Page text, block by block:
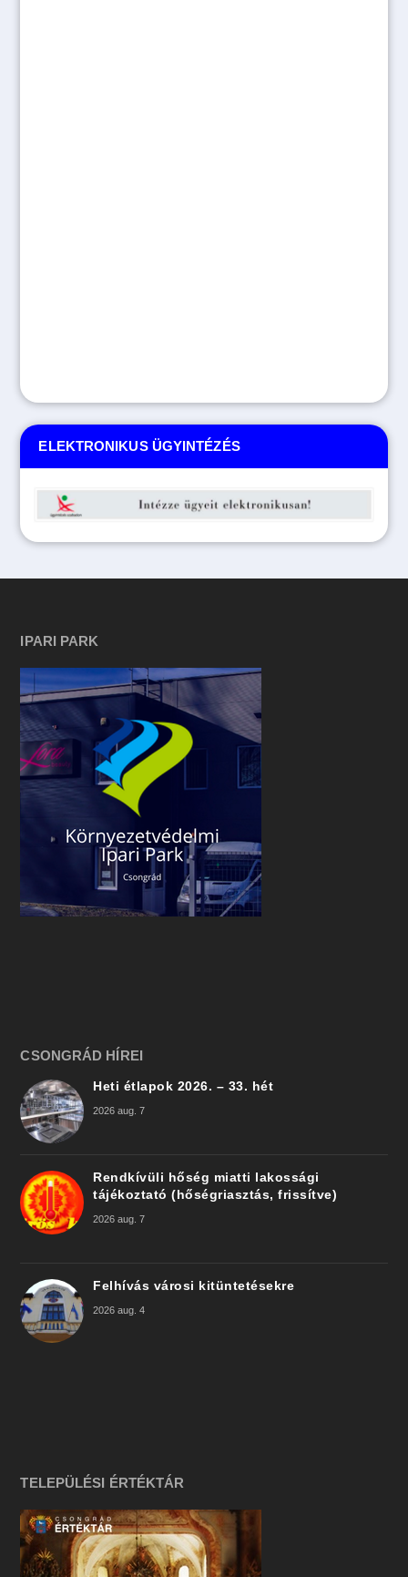
ELEKTRONIKUS ÜGYINTÉZÉS
IPARI PARK
CSONGRÁD HÍREI
Heti étlapok 2026. – 33. hét
2026 aug. 7
Rendkívüli hőség miatti lakossági
tájékoztató (hőségriasztás, frissítve)
2026 aug. 7
Felhívás városi kitüntetésekre
2026 aug. 4
TELEPÜLÉSI ÉRTÉKTÁR